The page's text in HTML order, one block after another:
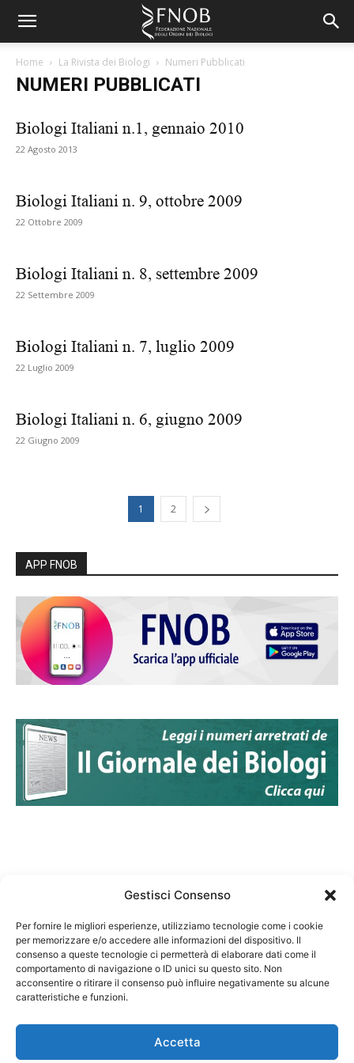
Gestisci Consenso
Per fornire le migliori esperienze, utilizziamo tecnologie come i cookie
per memorizzare e/o accedere alle informazioni del dispositivo. Il
consenso a queste tecnologie ci permetterà di elaborare dati come il
comportamento di navigazione o ID unici su questo sito. Non
acconsentire o ritirare il consenso può influire negativamente su alcune
caratteristiche e funzioni.
Accetta
Home La Rivista dei Biologi Numeri Pubblicati
NUMERI PUBBLICATI
Biologi Italiani n.1, gennaio 2010
22 Agosto 2013
Biologi Italiani n. 9, ottobre 2009
22 Ottobre 2009
Biologi Italiani n. 8, settembre 2009
22 Settembre 2009
Biologi Italiani n. 7, luglio 2009
22 Luglio 2009
Biologi Italiani n. 6, giugno 2009
22 Giugno 2009
1 2
APP FNOB
Federazione Nazionale Degli Ordini dei Biologi:
codice fiscale 80069130583
Responsabile sito internet www.fnob.it: Vincenzo